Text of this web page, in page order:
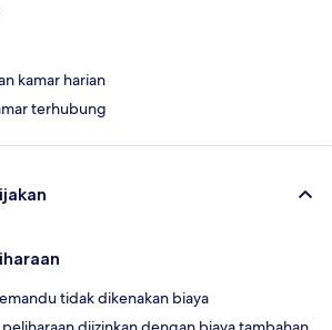
kamar harian
terhubung
tidak dikenakan biaya